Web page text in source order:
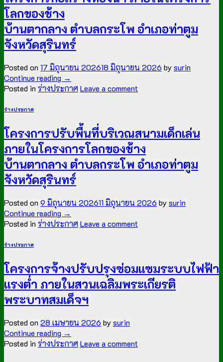
โลกของช้าง
บ้านตากลาง ตำบลกระโพ อำเภอท่าตูม
จังหวัดสุรินทร์
Posted on 17 มิถุนายน 202618 มิถุนายน 2026 bysurin
Continue reading →
Posted in ร่างประกาศ Leave a comment
ร่างประกาศ
โครงการปรับพื้นที่บริเวณสนามเด็กเล่น
ภายในโครงการโลกของช้าง
บ้านตากลาง ตำบลกระโพ อำเภอท่าตูม
จังหวัดสุรินทร์
Posted on 9 มิถุนายน 202611 มิถุนายน 2026 bysurin
Continue reading →
Posted in ร่างประกาศ Leave a comment
ร่างประกาศ
โครงการจ้างปรับปรุงซ่อมแซมระบบไฟฟ้า
แรงต่ำ ภายในสวนเฉลิมพระเกียรติ
พระบาทสมเด็จฯ
Posted on 28 เมษายน 2026 bysurin
Continue reading →
Posted in ร่างประกาศ Leave a comment